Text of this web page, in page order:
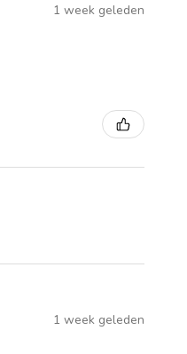
1 week geleden
1 week geleden